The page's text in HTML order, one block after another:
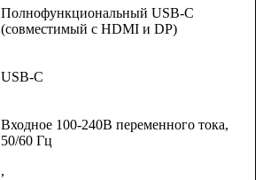
Полнофункциональный USB-C
(совместимый с HDMI и DP)
USB-С
Входное 100-240В переменного тока,
50/60 Гц
,